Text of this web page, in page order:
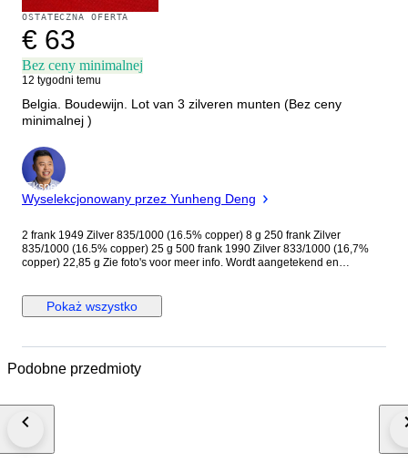
OSTATECZNA OFERTA
€ 63
Bez ceny minimalnej
12 tygodni temu
Belgia. Boudewijn. Lot van 3 zilveren munten (Bez ceny
minimalnej )
Ekspert
Wyselekcjonowany przez Yunheng Deng
2 frank 1949 Zilver 835/1000 (16.5% copper) 8 g 250 frank Zilver
835/1000 (16.5% copper) 25 g 500 frank 1990 Zilver 833/1000 (16,7%
copper) 22,85 g Zie foto's voor meer info. Wordt aangetekend en
Pokaż wszystko
Podobne przedmioty